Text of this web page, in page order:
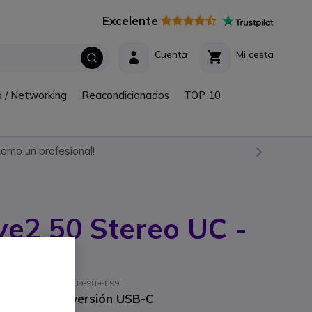
Excelente
Mi cesta
Cuenta
/ Networking Reacondicionados TOP 10
un profesional!
50 Stereo UC -
fabricante: 25089-989-899
móvil versión USB-C